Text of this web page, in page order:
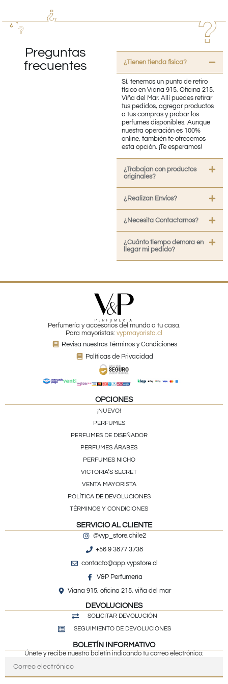
Preguntas
frecuentes
¿Tienen tienda fisica?
Sí, tenemos un punto de retiro
físico en Viana 915, Oficina 215,
Viña del Mar. Allí puedes retirar
tus pedidos, agregar productos
a tus compras y probar los
perfumes disponibles. Aunque
nuestra operación es 100%
online, también te ofrecemos
esta opción. ¡Te esperamos!
¿Trabajan con productos
originales?
¿Realizan Envíos?
¿Necesita Contactarnos?
¿Cuánto tiempo demora en
llegar mi pedido?
Perfumería y accesorios del mundo a tu casa.
Para mayoristas: vypmayorista.cl
Revisa nuestros Términos y Condiciones
Políticas de Privacidad
OPCIONES
¡NUEVO!
PERFUMES
PERFUMES DE DISEÑADOR
PERFUMES ÁRABES
PERFUMES NICHO
VICTORIA’S SECRET
VENTA MAYORISTA
POLÍTICA DE DEVOLUCIONES
TÉRMINOS Y CONDICIONES
SERVICIO AL CLIENTE
@vyp_store.chile2
+56 9 3877 3738
contacto@app.vypstore.cl
V&P Perfumeria
Viana 915, oficina 215, viña del mar
DEVOLUCIONES
SOLICITAR DEVOLUCIÓN
SEGUIMIENTO DE DEVOLUCIONES
BOLETÍN INFORMATIVO
Únete y recibe nuestro boletín indicando tu correo electrónico: